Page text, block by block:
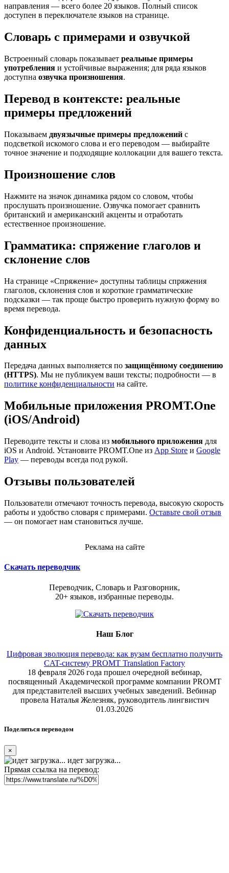
направления — всего более 20 языков. Полный список
доступен в переключателе языков на странице.
Словарь с примерами и озвучкой
Встроенный словарь показывает реальные примеры
употребления и устойчивые выражения; для ряда языков
доступна озвучка произношения.
Перевод в контексте: реальные
примеры предложений
Показываем двуязычные примеры предложений с
подсветкой искомого слова и его переводом — выбирайте
точное значение и подходящие коллокации для вашего текста.
Произношение слов
Нажмите на значок динамика рядом со словом, чтобы
прослушать произношение. Озвучка помогает сравнить
британский и американский акценты и отработать
естественное произношение.
Грамматика: спряжение глаголов и
склонение слов
На странице «Спряжение» доступны таблицы спряжения
глаголов, склонения слов и короткие грамматические
подсказки — так проще быстро проверить нужную форму во
время перевода.
Конфиденциальность и безопасность
данных
Передача данных выполняется по защищённому соединению
(HTTPS). Мы не публикуем ваши тексты; подробности — в
политике конфиденциальности на сайте.
Мобильные приложения PROMT.One
(iOS/Android)
Переводите тексты и слова из мобильного приложения для
iOS и Android. Установите PROMT.One из App Store и Google
Play — переводы всегда под рукой.
Отзывы пользователей
Пользователи отмечают точность перевода, высокую скорость
работы и удобство словаря с примерами. Оставьте свой отзыв
— он помогает нам становиться лучше.
Реклама на сайте
Скачать переводчик
Переводчик, Словарь и Разговорник,
20+ языков, избранные переводы.
Наш Блог
Цифровая эволюция перевода: как вузам бесплатно получить
CAT-систему PROMT Translation Factory
18 февраля 2026 года прошел очередной вебинар,
посвященный Академической программе компании PROMT
для представителей высших учебных заведений. Вебинар
провела Наталья Железняк, руководитель лингвистич
01.03.2026
Поделиться переводом
×
идет загрузка...
Прямая ссылка на перевод: